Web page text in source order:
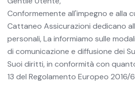
Conformemente all'impegno e alla
Cattaneo Assicurazioni dedicano
personali, La informiamo sulle
di comunicazione e diffusione dei
Suoi diritti, in conformità con
13 del Regolamento Europeo 2016/